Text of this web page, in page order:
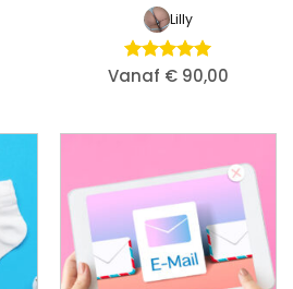
Lilly
Waardering
Vanaf € 90,00